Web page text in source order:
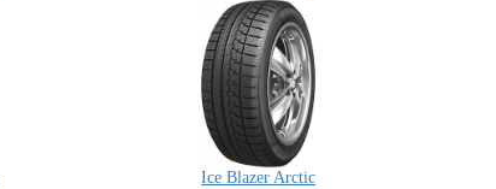
Ice Blazer Arctic